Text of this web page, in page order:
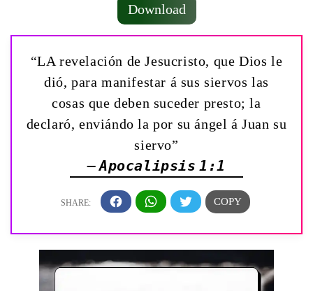
Download
“LA revelación de Jesucristo, que Dios le
dió, para manifestar á sus siervos las
cosas que deben suceder presto; la
declaró, enviándo la por su ángel á Juan su
siervo”
— Apocalipsis 1:1